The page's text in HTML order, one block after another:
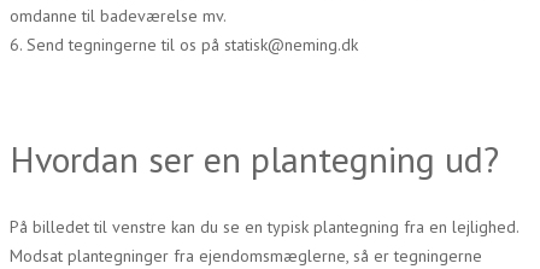
omdanne til badeværelse mv.
6. Send tegningerne til os på statisk@neming.dk
Hvordan ser en plantegning ud?
På billedet til venstre kan du se en typisk plantegning fra en lejlighed.
Modsat plantegninger fra ejendomsmæglerne, så er tegningerne